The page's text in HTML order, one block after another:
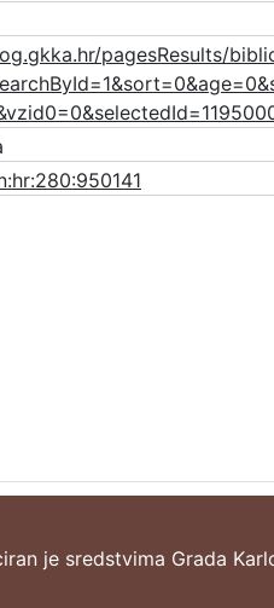
pagesResults/
je sredstvima Grada